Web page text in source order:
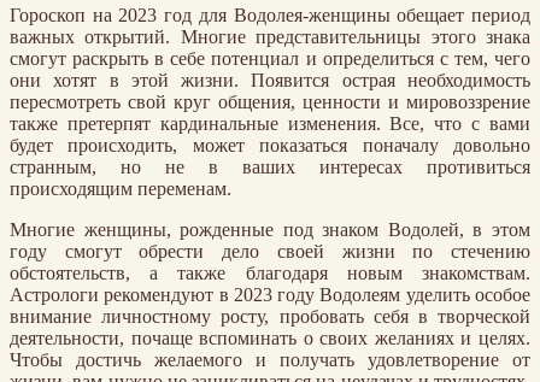
Гороскоп на 2023 год для Водолея-женщины обещает период
важных открытий. Многие представительницы этого знака
смогут раскрыть в себе потенциал и определиться с тем, чего
они хотят в этой жизни. Появится острая необходимость
пересмотреть свой круг общения, ценности и мировоззрение
также претерпят кардинальные изменения. Все, что с вами
будет происходить, может показаться поначалу довольно
странным, но не в ваших интересах противиться
происходящим переменам.
Многие женщины, рожденные под знаком Водолей, в этом
году смогут обрести дело своей жизни по стечению
обстоятельств, а также благодаря новым знакомствам.
Астрологи рекомендуют в 2023 году Водолеям уделить особое
внимание личностному росту, пробовать себя в творческой
деятельности, почаще вспоминать о своих желаниях и целях.
Чтобы достичь желаемого и получать удовлетворение от